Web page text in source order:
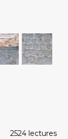
2524 lectures